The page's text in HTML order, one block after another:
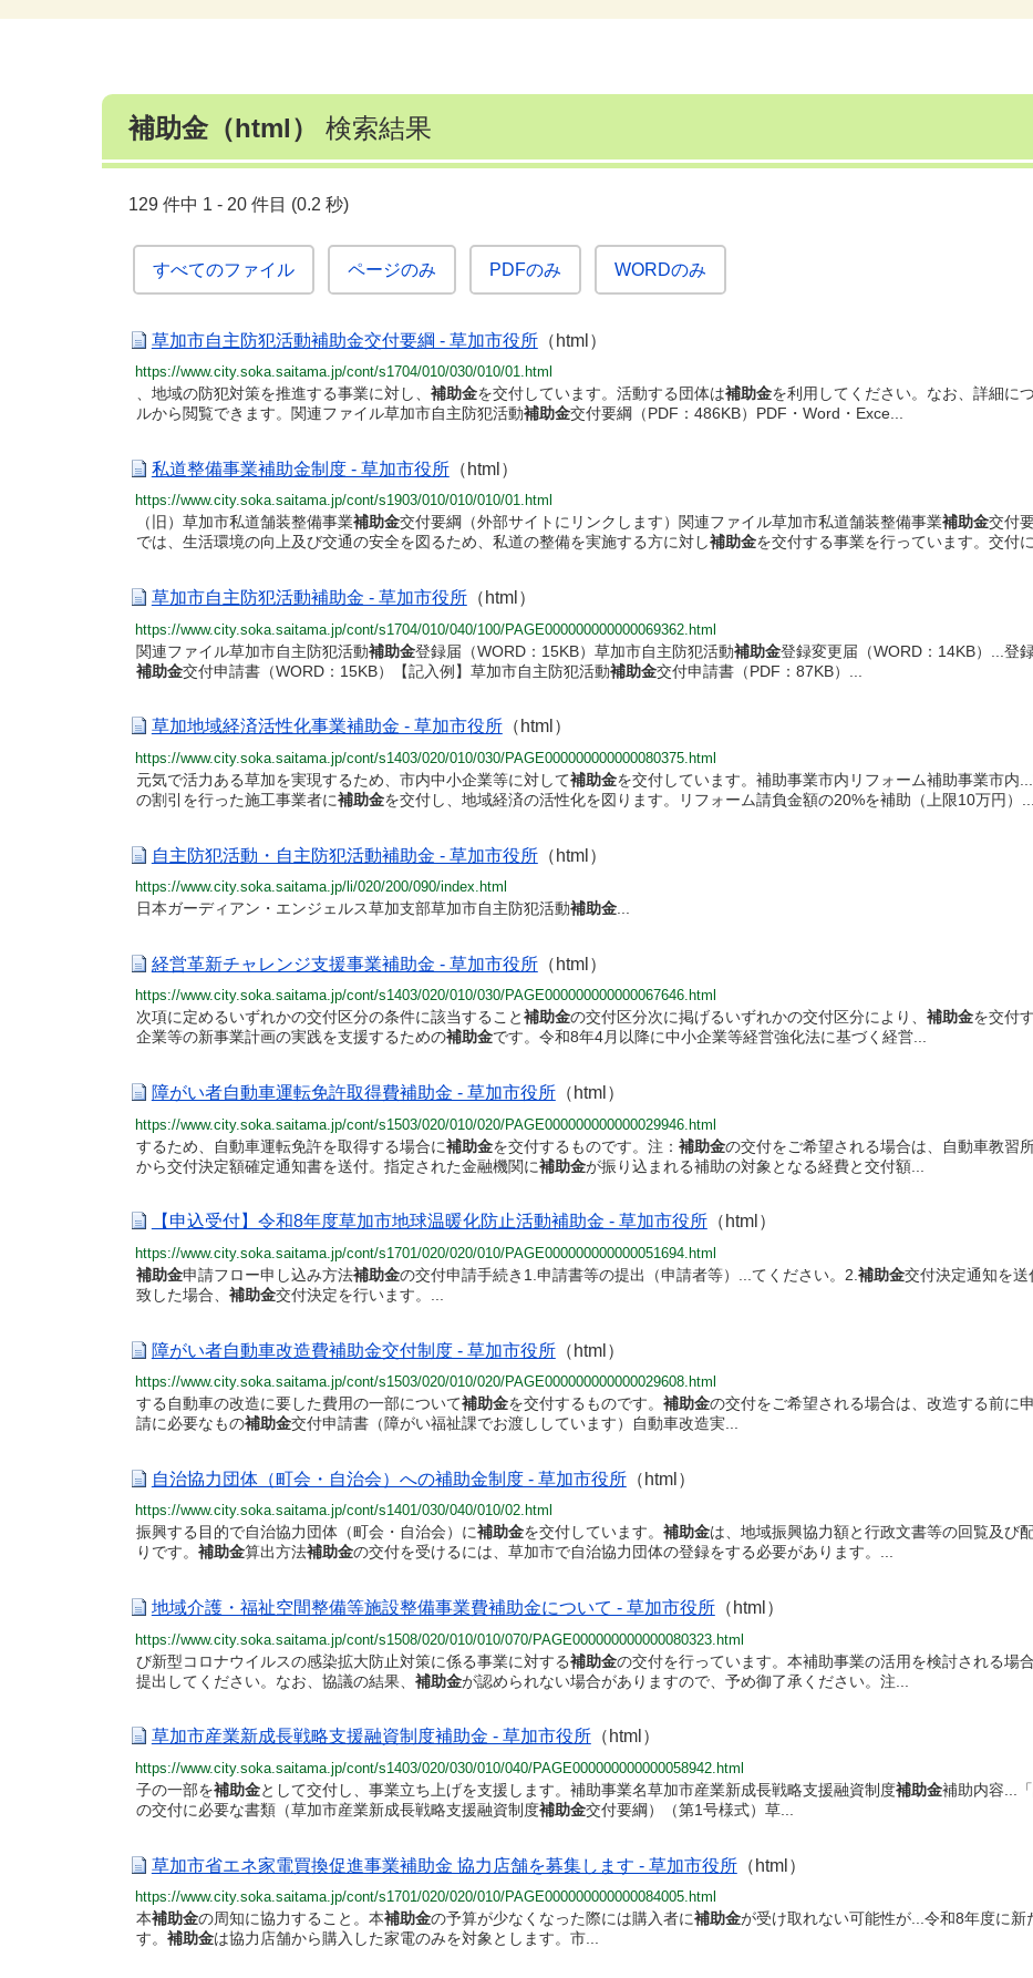
補助金（html） 検索結果
129 件中 1 - 20 件目 (0.2 秒)
すべてのファイル ページのみ PDFのみ WORDのみ
草加市自主防犯活動補助金交付要綱 - 草加市役所（html）
https://www.city.soka.saitama.jp/cont/s1704/010/030/010/01.html
、地域の防犯対策を推進する事業に対し、補助金を交付しています。活動する団体は補助金を利用してください。なお、詳細に
ルから閲覧できます。関連ファイル草加市自主防犯活動補助金交付要綱（PDF：486KB）PDF・Word・Exce...
私道整備事業補助金制度 - 草加市役所（html）
https://www.city.soka.saitama.jp/cont/s1903/010/010/010/01.html
（旧）草加市私道舗装整備事業補助金交付要綱（外部サイトにリンクします）関連ファイル草加市私道舗装整備事業補助金交付
では、生活環境の向上及び交通の安全を図るため、私道の整備を実施する方に対し補助金を交付する事業を行っています。交付
草加市自主防犯活動補助金 - 草加市役所（html）
https://www.city.soka.saitama.jp/cont/s1704/010/040/100/PAGE000000000000069362.html
関連ファイル草加市自主防犯活動補助金登録届（WORD：15KB）草加市自主防犯活動補助金登録変更届（WORD：14KB）...登
補助金交付申請書（WORD：15KB）【記入例】草加市自主防犯活動補助金交付申請書（PDF：87KB）...
草加地域経済活性化事業補助金 - 草加市役所（html）
https://www.city.soka.saitama.jp/cont/s1403/020/010/030/PAGE000000000000080375.html
元気で活力ある草加を実現するため、市内中小企業等に対して補助金を交付しています。補助事業市内リフォーム補助事業市内
の割引を行った施工事業者に補助金を交付し、地域経済の活性化を図ります。リフォーム請負金額の20%を補助（上限10万円）...
自主防犯活動・自主防犯活動補助金 - 草加市役所（html）
https://www.city.soka.saitama.jp/li/020/200/090/index.html
日本ガーディアン・エンジェルス草加支部草加市自主防犯活動補助金
経営革新チャレンジ支援事業補助金 - 草加市役所（html）
https://www.city.soka.saitama.jp/cont/s1403/020/010/030/PAGE000000000000067646.html
次項に定めるいずれかの交付区分の条件に該当すること補助金の交付区分次に掲げるいずれかの交付区分により、補助金を交付
企業等の新事業計画の実践を支援するための補助金です。令和8年4月以降に中小企業等経営強化法に基づく経営...
障がい者自動車運転免許取得費補助金 - 草加市役所（html）
https://www.city.soka.saitama.jp/cont/s1503/020/010/020/PAGE000000000000029946.html
するため、自動車運転免許を取得する場合に補助金を交付するものです。注：補助金の交付をご希望される場合は、自動車教習
から交付決定額確定通知書を送付。指定された金融機関に補助金が振り込まれる補助の対象となる経費と交付額...
【申込受付】令和8年度草加市地球温暖化防止活動補助金 - 草加市役所（html）
https://www.city.soka.saitama.jp/cont/s1701/020/020/010/PAGE000000000000051694.html
補助金申請フロー申し込み方法補助金の交付申請手続き1.申請書等の提出（申請者等）...てください。2.補助金交付決定通知を
致した場合、補助金交付決定を行います。...
障がい者自動車改造費補助金交付制度 - 草加市役所（html）
https://www.city.soka.saitama.jp/cont/s1503/020/010/020/PAGE000000000000029608.html
する自動車の改造に要した費用の一部について補助金を交付するものです。補助金の交付をご希望される場合は、改造する前に
請に必要なもの補助金交付申請書（障がい福祉課でお渡ししています）自動車改造実...
自治協力団体（町会・自治会）への補助金制度 - 草加市役所（html）
https://www.city.soka.saitama.jp/cont/s1401/030/040/010/02.html
振興する目的で自治協力団体（町会・自治会）に補助金を交付しています。補助金は、地域振興協力額と行政文書等の回覧及び
りです。補助金算出方法補助金の交付を受けるには、草加市で自治協力団体の登録をする必要があります。...
地域介護・福祉空間整備等施設整備事業費補助金について - 草加市役所（html）
https://www.city.soka.saitama.jp/cont/s1508/020/010/010/070/PAGE000000000000080323.html
び新型コロナウイルスの感染拡大防止対策に係る事業に対する補助金の交付を行っています。本補助事業の活用を検討される場
提出してください。なお、協議の結果、補助金が認められない場合がありますので、予め御了承ください。注...
草加市産業新成長戦略支援融資制度補助金 - 草加市役所（html）
https://www.city.soka.saitama.jp/cont/s1403/020/030/010/040/PAGE000000000000058942.html
子の一部を補助金として交付し、事業立ち上げを支援します。補助事業名草加市産業新成長戦略支援融資制度補助金補助内容...
の交付に必要な書類（草加市産業新成長戦略支援融資制度補助金交付要綱）（第1号様式）草...
草加市省エネ家電買換促進事業補助金 協力店舗を募集します - 草加市役所（html）
https://www.city.soka.saitama.jp/cont/s1701/020/020/010/PAGE000000000000084005.html
本補助金の周知に協力すること。本補助金の予算が少なくなった際には購入者に補助金が受け取れない可能性が...令和8年度に
す。補助金は協力店舗から購入した家電のみを対象とします。市...